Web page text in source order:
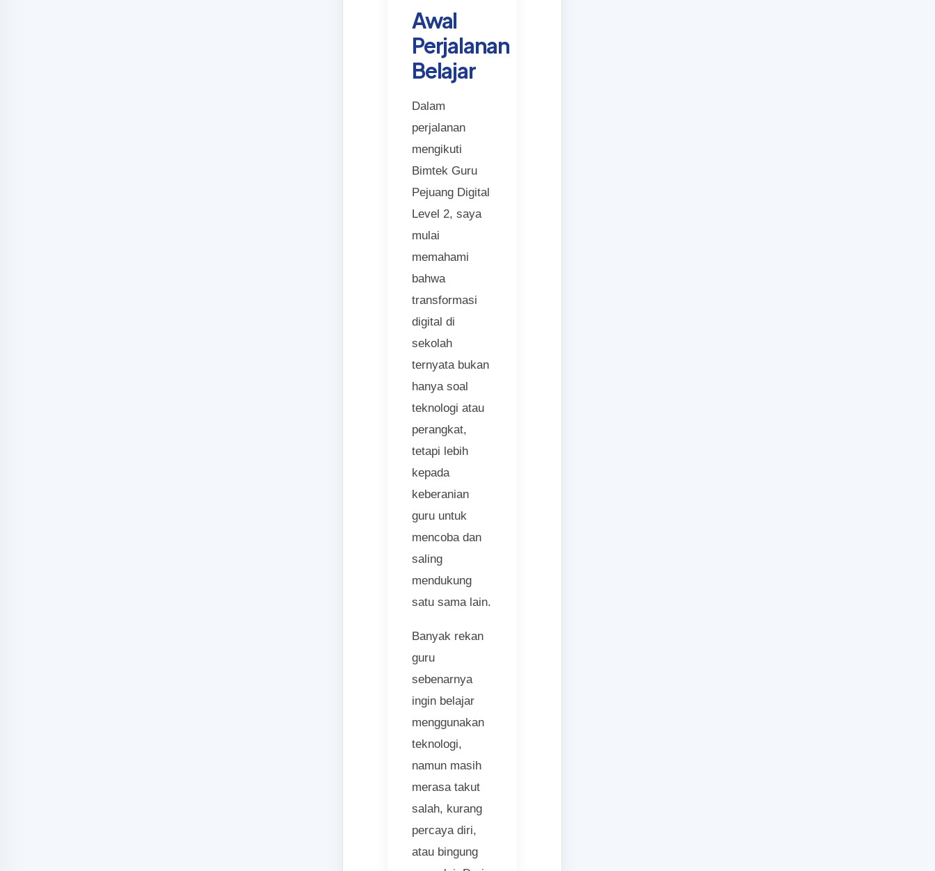
Awal
Perjalanan
Belajar
Dalam
perjalanan
mengikuti
Bimtek Guru
Pejuang Digital
Level 2, saya
mulai
memahami
bahwa
transformasi
digital di
sekolah
ternyata bukan
hanya soal
teknologi atau
perangkat,
tetapi lebih
kepada
keberanian
guru untuk
mencoba dan
saling
mendukung
satu sama lain.
Banyak rekan
guru
sebenarnya
ingin belajar
menggunakan
teknologi,
namun masih
merasa takut
salah, kurang
percaya diri,
atau bingung